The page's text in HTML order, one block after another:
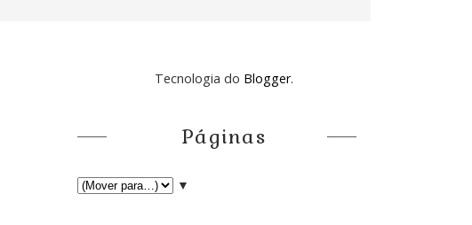
Tecnologia do Blogger.
Páginas
▼